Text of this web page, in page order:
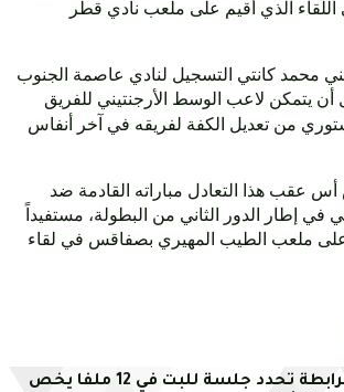
اللقاء الذي أُقيم على ملعب نادي قطر
محمد كانتي التسجيل لنادي عاصمة الجنوب
41، قبل أن يتمكن لاعب الوسط الأرجنتيني للفريق
من تعديل الكفة لفريقه في آخر أنفاس
عقب هذا التعادل مباراته القادمة ضد
في إطار الدور الثاني من البطولة، مستفيداً
على ملعب الطيب المهيري بصفاقس في لقاء
الرابطة تحدد جلسة للبت في 12 ملفا يخص